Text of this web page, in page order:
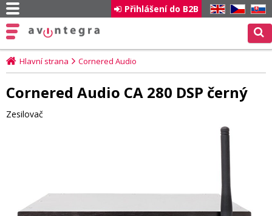
EN CZ SK
Přihlášení do B2B
Hlavní strana Cornered Audio
Cornered Audio CA 280 DSP černý
Zesilovač